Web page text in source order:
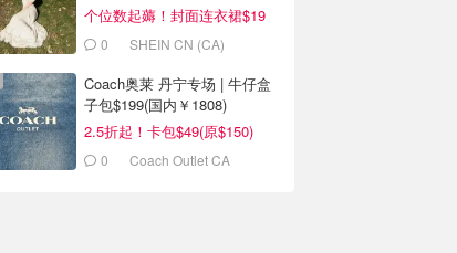
个位数起薅！封面连衣裙$19
0 SHEIN CN (CA)
Coach奥莱 丹宁专场 | 牛仔盒
子包$199(国内￥1808)
2.5折起！卡包$49(原$150)
0 Coach Outlet CA